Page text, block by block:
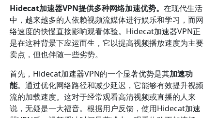
Hidecat加速器VPN提供多种网络加速优势。 在现代生活
中，越来越多的人依赖视频流媒体进行娱乐和学习，而网
络速度的快慢直接影响观看体验。Hidecat加速器VPN正
是在这种背景下应运而生，它以提高视频播放速度为主要
卖点，但也伴随一些劣势。
首先，Hidecat加速器VPN的一个显著优势是其加速功
能。通过优化网络路径和减少延迟，它能够有效提升视频
流的加载速度。这对于经常观看高清视频或直播的人来
说，无疑是一大福音。根据用户反馈，使用Hidecat加速